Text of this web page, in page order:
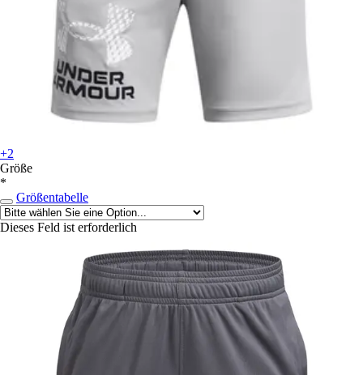
+2
Größe
*
Größentabelle
Dieses Feld ist erforderlich